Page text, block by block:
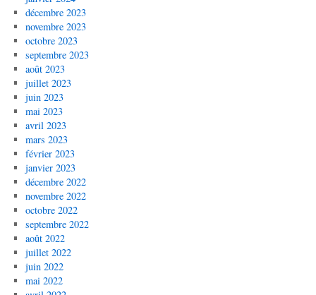
décembre 2023
novembre 2023
octobre 2023
septembre 2023
août 2023
juillet 2023
juin 2023
mai 2023
avril 2023
mars 2023
février 2023
janvier 2023
décembre 2022
novembre 2022
octobre 2022
septembre 2022
août 2022
juillet 2022
juin 2022
mai 2022